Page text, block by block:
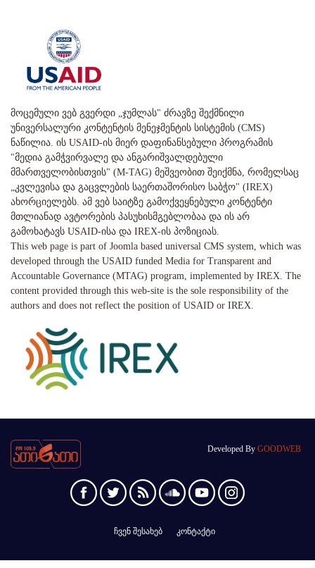
მოცემული ვებ გვერდი „ჯუმლას" ძრავზე შექმნილი
უნივერსალური კონტენტის მენეჯმენტის სისტემის (CMS)
ნაწილია. ის USAID-ის მიერ დაფინანსებული პროგრამის
"მედია გამჭვირვალე და ანგარიშვალდებული
მმართველობისთვის" (M-TAG) მეშვეობით შეიქმნა, რომელსაც
„კვლევისა და გაცვლების საერთაშორისო საბჭო" (IREX)
ახორციელებს. ამ ვებ საიტზე გამოქვეყნებული კონტენტი
მთლიანად ავტორების პასუხისმგებლობაა და ის არ
გამოხატავს USAID-ისა და IREX-ის პოზიციას.
This web page is part of Joomla based universal CMS system, which was
developed through the USAID funded Media for Transparent and
Accountable Governance (MTAG) program, implemented by IREX. The
content provided through this web-site is the sole responsibility of the
authors and does not reflect the position of USAID or IREX.
Developed By GOODWEB
ჩვენ შესახებ კონტაქტი